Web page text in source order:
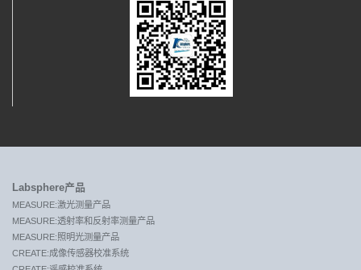
Labsphere产品
MEASURE:激光测量产品
MEASURE:透射率和反射率测量产品
MEASURE:照明光测量产品
CREATE:成像传感器校准系统